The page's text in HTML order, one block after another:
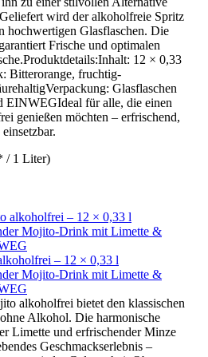
wird der alkoholfreie Spritz
hochwertigen Glasflaschen. Die
Frische und optimalen
12 × 0,33
Bitterorange, fruchtig-
Glasflaschen
EINWEGIdeal für alle, die einen
genießen möchten – erfrischend,
/ 1 Liter)
– 12 × 0,33 l
Mojito-Drink mit Limette &
alkoholfrei bietet den klassischen
Alkohol. Die harmonische
Limette und erfrischender Minze
Geschmackserlebnis –